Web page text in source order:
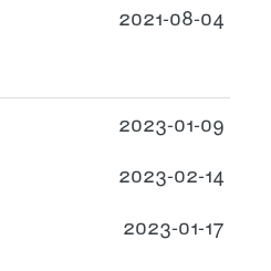
2021-08-04
2023-01-09
2023-02-14
2023-01-17